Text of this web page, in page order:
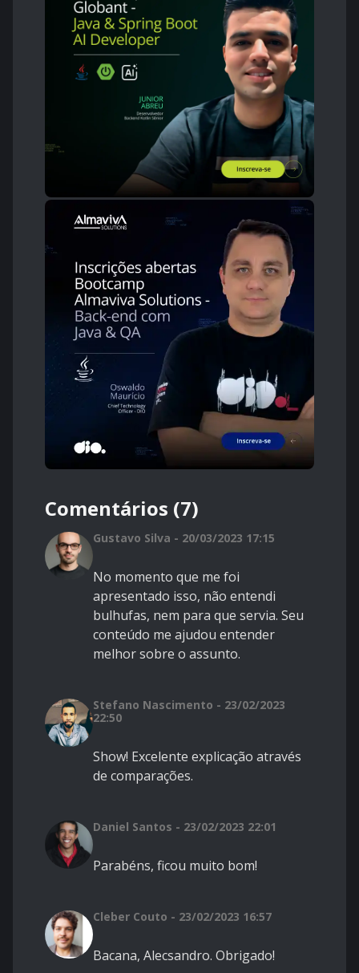
Comentários (7)
Gustavo Silva - 20/03/2023 17:15
No momento que me foi
apresentado isso, não entendi
bulhufas, nem para que servia. Seu
conteúdo me ajudou entender
melhor sobre o assunto.
Stefano Nascimento - 23/02/2023
22:50
Show! Excelente explicação através
de comparações.
Daniel Santos - 23/02/2023 22:01
Parabéns, ficou muito bom!
Cleber Couto - 23/02/2023 16:57
Bacana, Alecsandro. Obrigado!